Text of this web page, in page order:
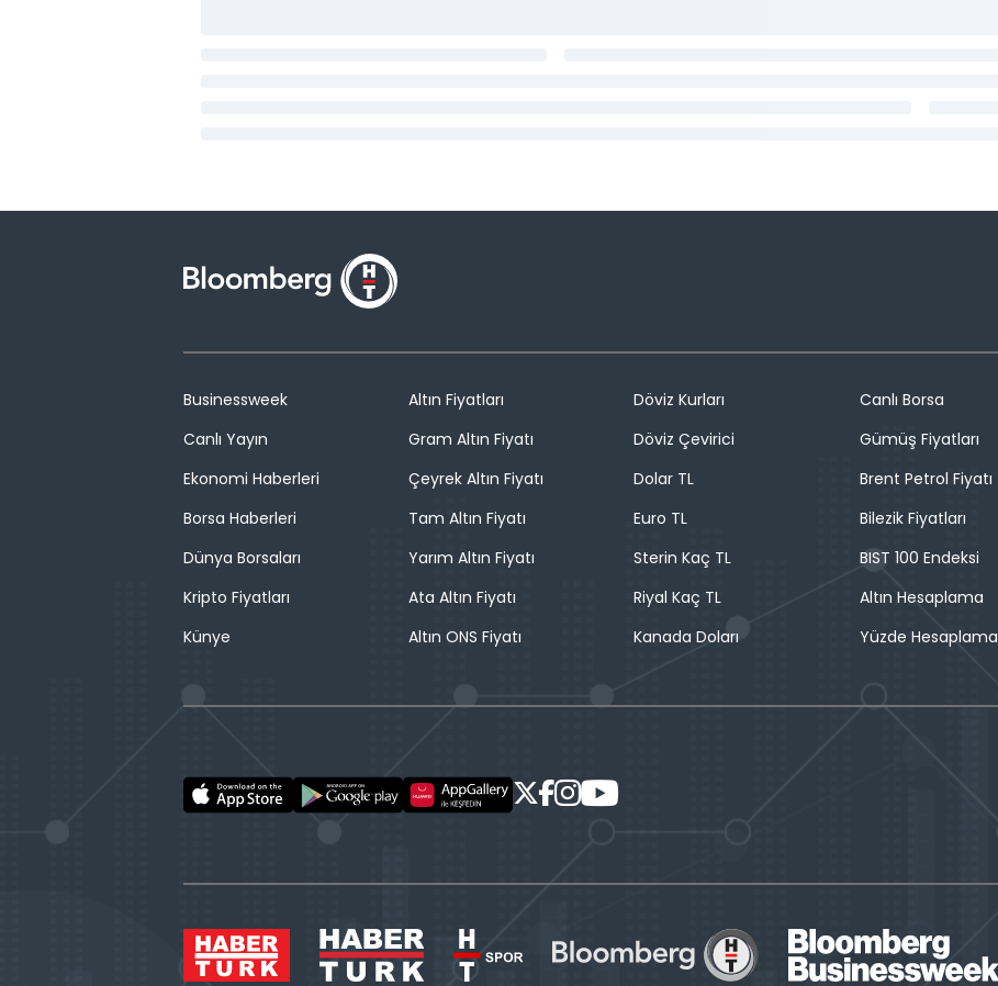
Businessweek
Canlı Yayın
Ekonomi Haberleri
Borsa Haberleri
Dünya Borsaları
Kripto Fiyatları
Künye
Altın Fiyatları
Gram Altın Fiyatı
Çeyrek Altın Fiyatı
Tam Altın Fiyatı
Yarım Altın Fiyatı
Ata Altın Fiyatı
Altın ONS Fiyatı
Döviz Kurları
Döviz Çevirici
Dolar TL
Euro TL
Sterin Kaç TL
Riyal Kaç TL
Kanada Doları
Canlı Borsa
Gümüş Fiyatları
Brent Petrol Fiyatı
Bilezik Fiyatları
BIST 100 Endeksi
Altın Hesaplama
Yüzde Hesaplama